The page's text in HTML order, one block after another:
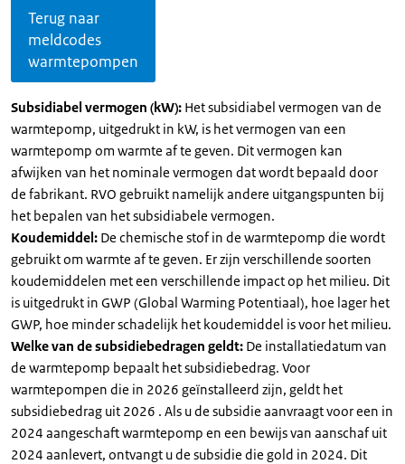
Terug naar
meldcodes
warmtepompen
Subsidiabel vermogen (kW): Het subsidiabel vermogen van de
warmtepomp, uitgedrukt in kW, is het vermogen van een
warmtepomp om warmte af te geven. Dit vermogen kan
afwijken van het nominale vermogen dat wordt bepaald door
de fabrikant. RVO gebruikt namelijk andere uitgangspunten bij
het bepalen van het subsidiabele vermogen.
Koudemiddel: De chemische stof in de warmtepomp die wordt
gebruikt om warmte af te geven. Er zijn verschillende soorten
koudemiddelen met een verschillende impact op het milieu. Dit
is uitgedrukt in GWP (Global Warming Potentiaal), hoe lager het
GWP, hoe minder schadelijk het koudemiddel is voor het milieu.
Welke van de subsidiebedragen geldt: De installatiedatum van
de warmtepomp bepaalt het subsidiebedrag. Voor
warmtepompen die in 2026 geïnstalleerd zijn, geldt het
subsidiebedrag uit 2026 . Als u de subsidie aanvraagt voor een in
2024 aangeschaft warmtepomp en een bewijs van aanschaf uit
2024 aanlevert, ontvangt u de subsidie die gold in 2024. Dit